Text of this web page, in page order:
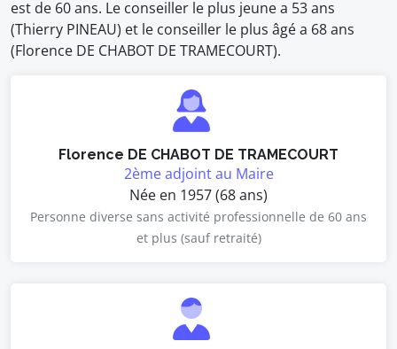
est de 60 ans. Le conseiller le plus jeune a 53 ans
(Thierry PINEAU) et le conseiller le plus âgé a 68 ans
(Florence DE CHABOT DE TRAMECOURT).
Florence DE CHABOT DE TRAMECOURT
2ème adjoint au Maire
Née en 1957 (68 ans)
Personne diverse sans activité professionnelle de 60 ans
et plus (sauf retraité)